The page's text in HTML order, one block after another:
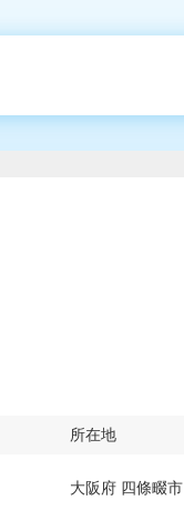
所在地
大阪府 四條畷市